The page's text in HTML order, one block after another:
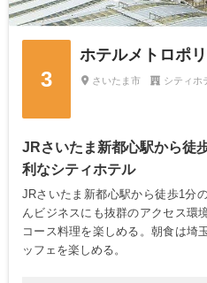
3
ホテルメトロポ
さいたま市 シティ
JRさいたま新都心駅から徒
利なシティホテル
JRさいたま新都心駅から徒歩1分
んビジネスにも抜群のアクセス環
コース料理を楽しめる。朝食は埼
ッフェを楽しめる。